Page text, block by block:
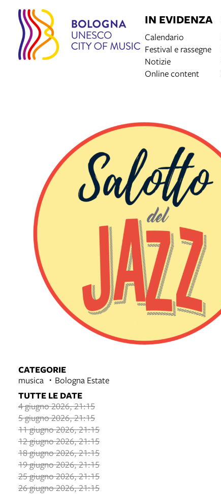
IN EVIDENZA
Calendario
Festival e rassegne
Notizie
Online content
CATEGORIE
musica
Bologna Estate
TUTTE LE DATE
4 giugno 2026, 21:15
5 giugno 2026, 21:15
11 giugno 2026, 21:15
12 giugno 2026, 21:15
18 giugno 2026, 21:15
19 giugno 2026, 21:15
25 giugno 2026, 21:15
26 giugno 2026, 21:15